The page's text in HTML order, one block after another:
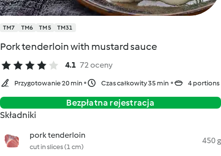
TM7 TM6 TM5 TM31
Pork tenderloin with mustard sauce
4.1 72 oceny
Przygotowanie 20 min Czas całkowity 35 min 4 portions
Bezpłatna rejestracja
Składniki
pork tenderloin
cut in slices (1 cm)
450 g